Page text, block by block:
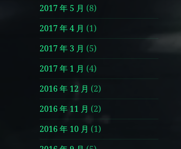
2017 年 5 月 (8)
2017 年 4 月 (1)
2017 年 3 月 (5)
2017 年 1 月 (4)
2016 年 12 月 (2)
2016 年 11 月 (2)
2016 年 10 月 (1)